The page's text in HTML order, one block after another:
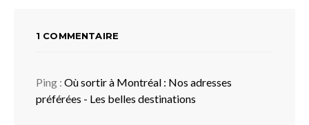
1 COMMENTAIRE
Ping : Où sortir à Montréal : Nos adresses
préférées - Les belles destinations